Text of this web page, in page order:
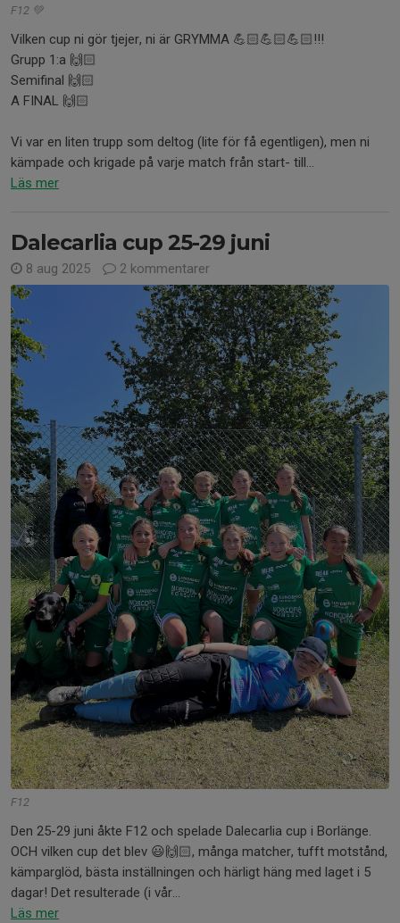
F12 💚
Vilken cup ni gör tjejer, ni är GRYMMA 💪🏻💪🏻💪🏻!!!
Grupp 1:a 🙌🏻
Semifinal 🙌🏻
A FINAL 🙌🏻
Vi var en liten trupp som deltog (lite för få egentligen), men ni
kämpade och krigade på varje match från start- till...
Läs mer
Dalecarlia cup 25-29 juni
8 aug 2025 2 kommentarer
F12
Den 25-29 juni åkte F12 och spelade Dalecarlia cup i Borlänge.
OCH vilken cup det blev 😃🙌🏻, många matcher, tufft motstånd,
kämparglöd, bästa inställningen och härligt häng med laget i 5
dagar! Det resulterade (i vår...
Läs mer